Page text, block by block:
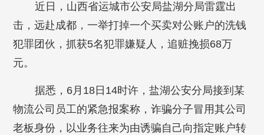
近日，山西省运城市公安局盐湖分局雷霆出
击，远赴成都，一举打掉一个买卖对公账户的洗钱
犯罪团伙，抓获5名犯罪嫌疑人，追赃挽损68万
元。
据悉，6月18日14时许，盐湖公安分局接到某
物流公司员工的紧急报案称，诈骗分子冒用其公司
老板身份，以业务往来为由诱骗自己向指定账户转